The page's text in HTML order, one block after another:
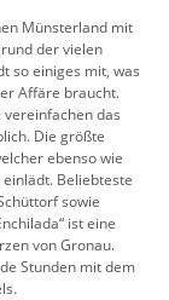
Münsterland mit
der vielen
so einiges mit, was
Affäre braucht.
das
Die größte
ebenso wie
Beliebteste
sowie
ist eine
von Gronau.
Stunden mit dem